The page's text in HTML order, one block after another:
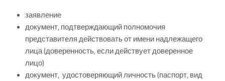
заявление
документ, подтверждающий полномочия
представителя действовать от имени надлежащего
лица (доверенность, если действует доверенное
лицо)
документ, удостоверяющий личность (паспорт, вид